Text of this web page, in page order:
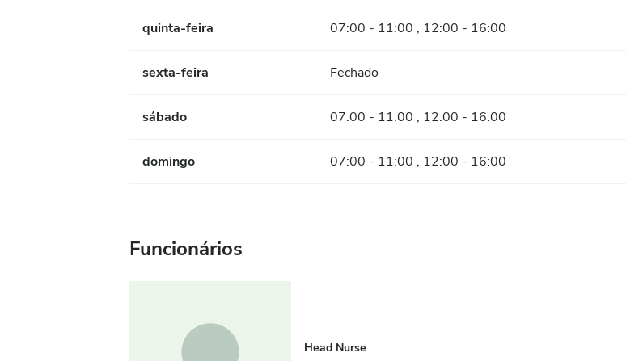
quinta-feira 07:00 - 11:00 , 12:00 - 16:00
sexta-feira Fechado
sábado 07:00 - 11:00 , 12:00 - 16:00
domingo 07:00 - 11:00 , 12:00 - 16:00
Funcionários
Head Nurse